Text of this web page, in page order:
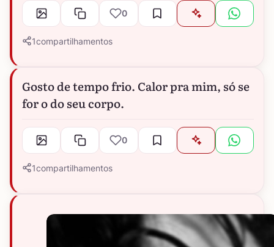
0
1compartilhamentos
Gosto de tempo frio. Calor pra mim, só se
for o do seu corpo.
0
1compartilhamentos